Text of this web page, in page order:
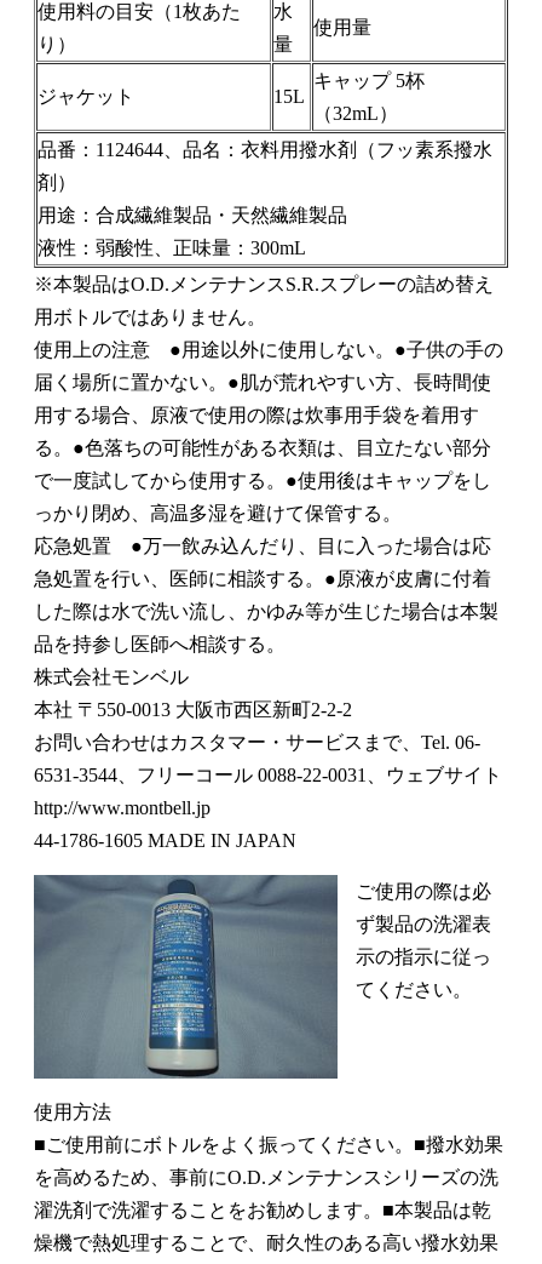
使用料の目安（1枚あた
り）
水
量
使用量
ジャケット 15L
キャップ 5杯
（32mL）
品番：1124644、品名：衣料用撥水剤（フッ素系撥水
剤）
用途：合成繊維製品・天然繊維製品
液性：弱酸性、正味量：300mL
※本製品はO.D.メンテナンスS.R.スプレーの詰め替え
用ボトルではありません。
使用上の注意 ●用途以外に使用しない。●子供の手の
届く場所に置かない。●肌が荒れやすい方、長時間使
用する場合、原液で使用の際は炊事用手袋を着用す
る。●色落ちの可能性がある衣類は、目立たない部分
で一度試してから使用する。●使用後はキャップをし
っかり閉め、高温多湿を避けて保管する。
応急処置 ●万一飲み込んだり、目に入った場合は応
急処置を行い、医師に相談する。●原液が皮膚に付着
した際は水で洗い流し、かゆみ等が生じた場合は本製
品を持参し医師へ相談する。
株式会社モンベル
本社 〒550-0013 大阪市西区新町2-2-2
お問い合わせはカスタマー・サービスまで、Tel. 06-
6531-3544、フリーコール 0088-22-0031、ウェブサイト
http://www.montbell.jp
44-1786-1605 MADE IN JAPAN
ご使用の際は必
ず製品の洗濯表
示の指示に従っ
てください。
使用方法
■ご使用前にボトルをよく振ってください。■撥水効果
を高めるため、事前にO.D.メンテナンスシリーズの洗
濯洗剤で洗濯することをお勧めします。■本製品は乾
燥機で熱処理することで、耐久性のある高い撥水効果